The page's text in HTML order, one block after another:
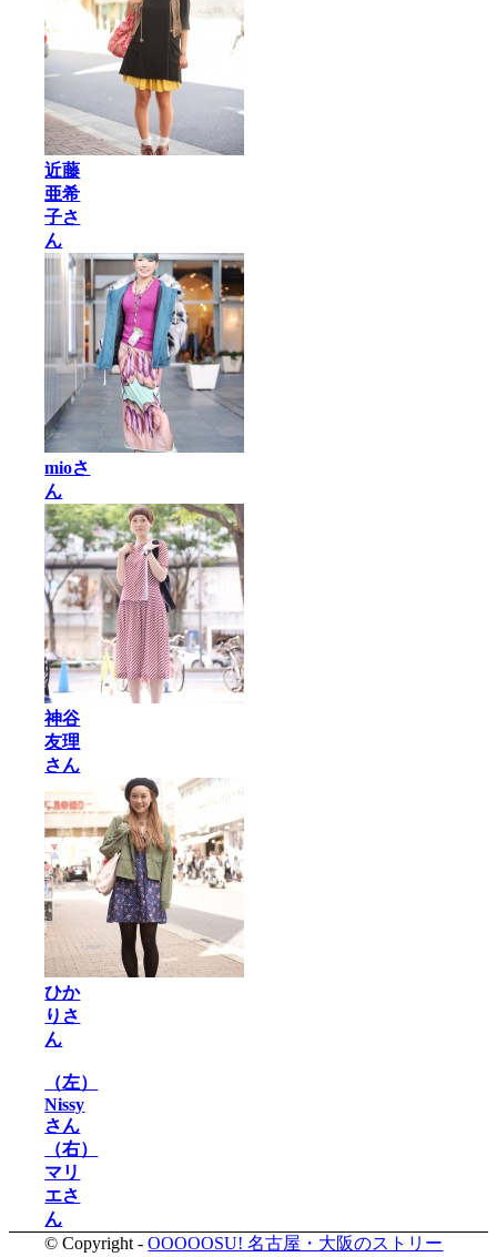
近藤
亜希
子さ
ん
mioさ
ん
神谷
友理
さん
ひか
りさ
ん
（左）
Nissy
さん
（右）
マリ
エさ
ん
© Copyright -OOOOOSU! 名古屋・大阪のストリー